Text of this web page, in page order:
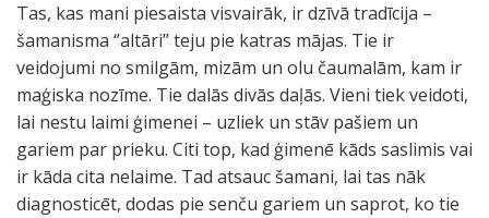
Tas, kas mani piesaista visvairāk, ir dzīvā tradīcija –
šamanisma ‘’altāri’’ teju pie katras mājas. Tie ir
veidojumi no smilgām, mizām un olu čaumalām, kam ir
maģiska nozīme. Tie dalās divās daļās. Vieni tiek veidoti,
lai nestu laimi ģimenei – uzliek un stāv pašiem un
gariem par prieku. Citi top, kad ģimenē kāds saslimis vai
ir kāda cita nelaime. Tad atsauc šamani, lai tas nāk
diagnosticēt, dodas pie senču gariem un saprot, ko tie